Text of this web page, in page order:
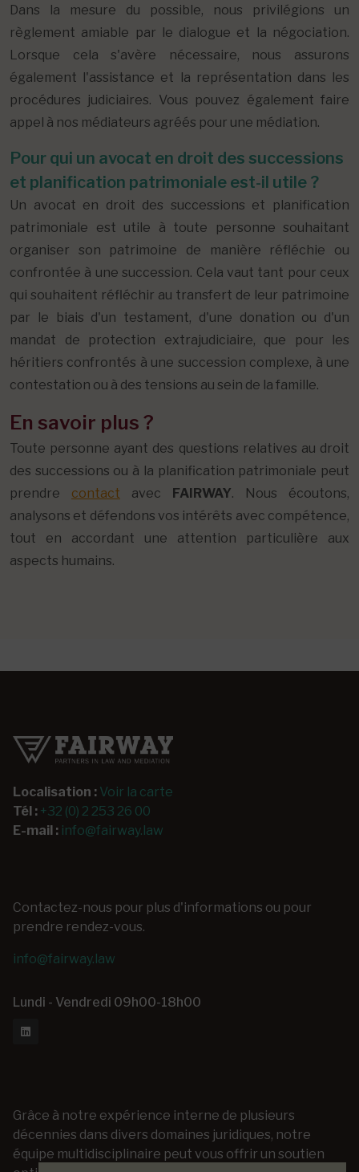
Dans la mesure du possible, nous privilégions un
règlement amiable par le dialogue et la négociation.
Lorsque cela s'avère nécessaire, nous assurons
également l'assistance et la représentation dans les
procédures judiciaires. Vous pouvez également faire
appel à nos médiateurs agréés pour une médiation.
Pour qui un avocat en droit des successions
et planification patrimoniale est-il utile ?
Un avocat en droit des successions et planification
patrimoniale est utile à toute personne souhaitant
organiser son patrimoine de manière réfléchie ou
confrontée à une succession. Cela vaut tant pour ceux
qui souhaitent réfléchir au transfert de leur patrimoine
par le biais d'un testament, d'une donation ou d'un
mandat de protection extrajudiciaire, que pour les
héritiers confrontés à une succession complexe, à une
contestation ou à des tensions au sein de la famille.
En savoir plus ?
Toute personne ayant des questions relatives au droit
des successions ou à la planification patrimoniale peut
prendre contact avec FAIRWAY. Nous écoutons,
analysons et défendons vos intérêts avec compétence,
tout en accordant une attention particulière aux
aspects humains.
Localisation : Voir la carte
Tél : +32 (0) 2 253 26 00
E-mail : info@fairway.law
Contactez-nous pour plus d'informations ou pour
prendre rendez-vous.
info@fairway.law
Lundi - Vendredi 09h00-18h00
Grâce à notre expérience interne de plusieurs
décennies dans divers domaines juridiques, notre
équipe multidisciplinaire peut vous offrir un soutien